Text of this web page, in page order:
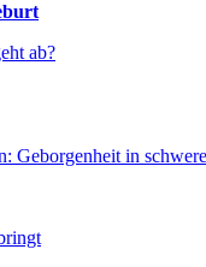
ab?
Geborgenheit in